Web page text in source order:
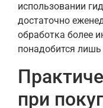
использовании
достаточно
обработка более
понадобится лишь
при